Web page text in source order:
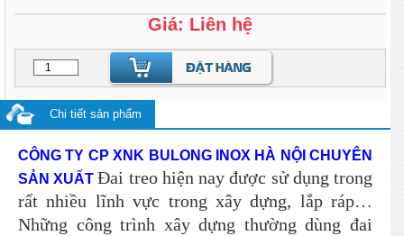
Giá: Liên hệ
Chi tiết sản phẩm
CÔNG TY CP XNK BULONG INOX HÀ NỘI CHUYÊN
SẢN XUẤTĐai treo hiện nay được sử dụng trong
rất nhiều lĩnh vực trong xây dựng, lắp ráp…
Những công trình xây dựng thường dùng đai